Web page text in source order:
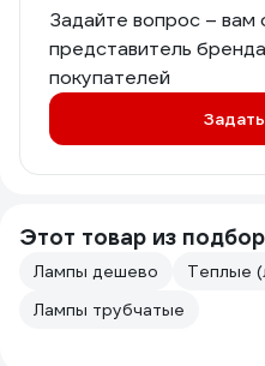
Задайте вопрос – вам
представитель
покупателей
Этот товар из
Лампы дешево
Теплые
Лампы трубчатые